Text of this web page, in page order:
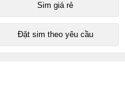
Sim giá rẻ
Đặt sim theo yêu cầu